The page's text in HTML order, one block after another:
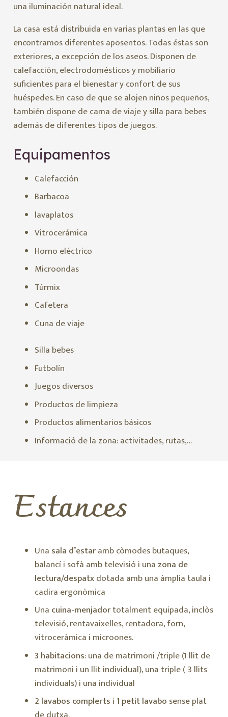
una iluminación natural ideal.
La casa está distribuida en varias plantas en las que
encontramos diferentes aposentos. Todas éstas son
exteriores, a excepción de los aseos. Disponen de
calefacción, electrodomésticos y mobiliario
suficientes para el bienestar y confort de sus
huéspedes. En caso de que se alojen niños pequeños,
también dispone de cama de viaje y silla para bebes
además de diferentes tipos de juegos.
Equipamentos
Calefacción
Barbacoa
lavaplatos
Vitrocerámica
Horno eléctrico
Microondas
Túrmix
Cafetera
Cuna de viaje
Silla bebes
Futbolín
Juegos diversos
Productos de limpieza
Productos alimentarios básicos
Informació de la zona: activitades, rutas,…
Estances
Una sala d’estaramb còmodes butaques,
balancí i sofà amb televisió i una zona de
lectura/despatxdotada amb una àmplia taula i
cadira ergonòmica
Una cuina-menjadortotalment equipada, inclòs
televisió, rentavaixelles, rentadora, forn,
vitroceràmica i microones.
3 habitacions: una de matrimoni /triple (1 llit de
matrimoni i un llit individual), una triple ( 3 llits
individuals) i una individual
2 lavabos complerts i1 petit lavabo sense plat